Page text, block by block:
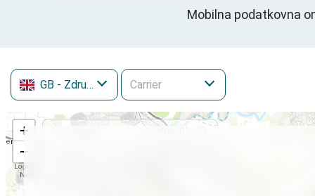
Mobilna podatkovna
GB - Združeno kraljestvo
+
−